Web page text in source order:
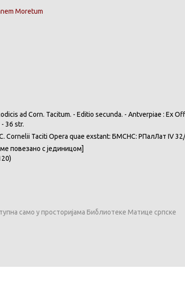
Moretum
ad Corn. Tacitum. - Editio secunda. - Antverpiae : Ex
36 str.
Cornelii Taciti Opera quae exstant: БМСНС: РПалЛат IV
повезано с јединицом]
само у просторијама Библиотеке Матице српске